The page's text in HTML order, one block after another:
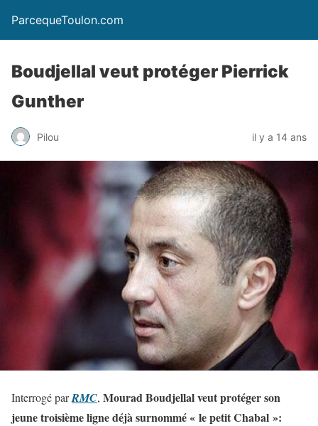
ParcequeToulon.com
Boudjellal veut protéger Pierrick
Gunther
Pilou il y a 14 ans
Interrogé parRMC, Mourad Boudjellal veut protéger son
jeune troisième ligne déjà surnommé « le petit Chabal »: